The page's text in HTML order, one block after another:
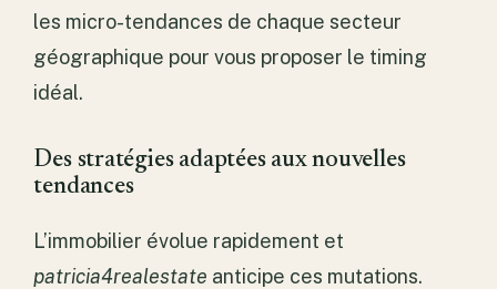
les micro-tendances de chaque secteur
géographique pour vous proposer le timing
idéal.
Des stratégies adaptées aux nouvelles
tendances
L’immobilier évolue rapidement et
patricia4realestate anticipe ces mutations.